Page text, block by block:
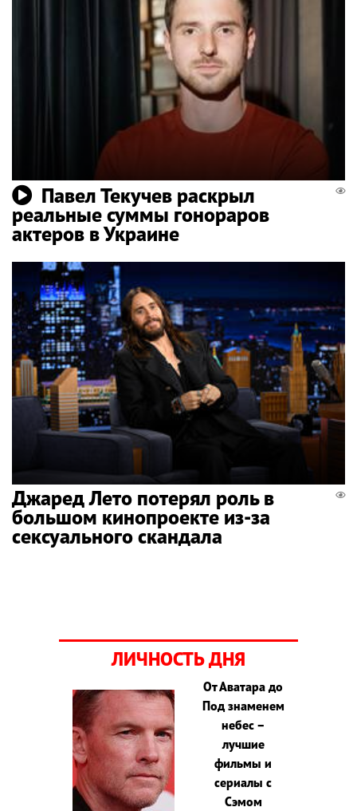
Павел Текучев раскрыл
реальные суммы гонораров
актеров в Украине
Джаред Лето потерял роль в
большом кинопроекте из-за
сексуального скандала
ЛИЧНОСТЬ ДНЯ
От Аватара до
Под знаменем
небес –
лучшие
фильмы и
сериалы с
Сэмом